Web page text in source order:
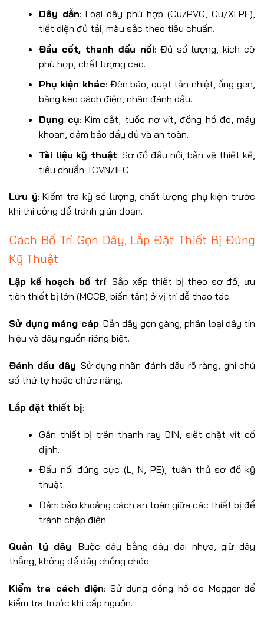
Dây dẫn: Loại dây phù hợp (Cu/PVC, Cu/XLPE),
tiết diện đủ tải, màu sắc theo tiêu chuẩn.
Đầu cốt, thanh đấu nối: Đủ số lượng, kích cỡ
phù hợp, chất lượng cao.
Phụ kiện khác: Đèn báo, quạt tản nhiệt, ống gen,
băng keo cách điện, nhãn đánh dấu.
Dụng cụ: Kìm cắt, tuốc nơ vít, đồng hồ đo, máy
khoan, đảm bảo đầy đủ và an toàn.
Tài liệu kỹ thuật: Sơ đồ đấu nối, bản vẽ thiết kế,
tiêu chuẩn TCVN/IEC.
Lưu ý: Kiểm tra kỹ số lượng, chất lượng phụ kiện trước
khi thi công để tránh gián đoạn.
Cách Bố Trí Gọn Dây, Lắp Đặt Thiết Bị Đúng
Kỹ Thuật
Lập kế hoạch bố trí: Sắp xếp thiết bị theo sơ đồ, ưu
tiên thiết bị lớn (MCCB, biến tần) ở vị trí dễ thao tác.
Sử dụng máng cáp: Dẫn dây gọn gàng, phân loại dây tín
hiệu và dây nguồn riêng biệt.
Đánh dấu dây: Sử dụng nhãn đánh dấu rõ ràng, ghi chú
số thứ tự hoặc chức năng.
Lắp đặt thiết bị:
Gắn thiết bị trên thanh ray DIN, siết chặt vít cố
định.
Đấu nối đúng cực (L, N, PE), tuân thủ sơ đồ kỹ
thuật.
Đảm bảo khoảng cách an toàn giữa các thiết bị để
tránh chập điện.
Quản lý dây: Buộc dây bằng dây đai nhựa, giữ dây
thẳng, không để dây chồng chéo.
Kiểm tra cách điện: Sử dụng đồng hồ đo Megger để
kiểm tra trước khi cấp nguồn.